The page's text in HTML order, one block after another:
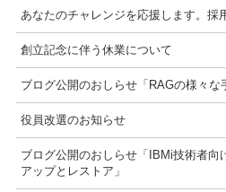
あなたのチャレンジを応援します。採
創立記念に伴う休業について
ブログ公開のおしらせ「RAGの様々な
役員改選のお知らせ
ブログ公開のおしらせ「IBMi技術者向
アップとレストア」